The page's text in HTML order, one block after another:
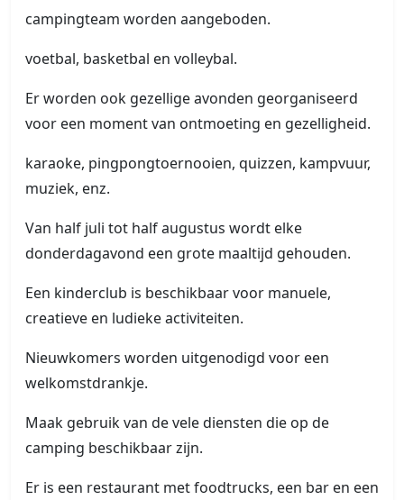
campingteam worden aangeboden.
voetbal, basketbal en volleybal.
Er worden ook gezellige avonden georganiseerd
voor een moment van ontmoeting en gezelligheid.
karaoke, pingpongtoernooien, quizzen, kampvuur,
muziek, enz.
Van half juli tot half augustus wordt elke
donderdagavond een grote maaltijd gehouden.
Een kinderclub is beschikbaar voor manuele,
creatieve en ludieke activiteiten.
Nieuwkomers worden uitgenodigd voor een
welkomstdrankje.
Maak gebruik van de vele diensten die op de
camping beschikbaar zijn.
Er is een restaurant met foodtrucks, een bar en een